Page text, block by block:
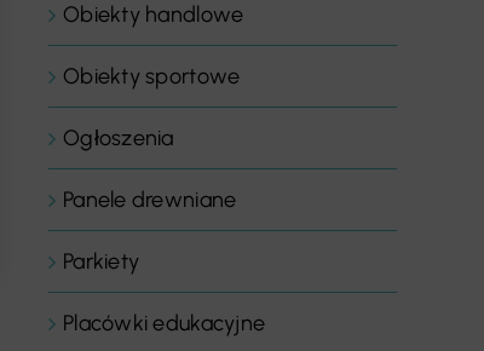
Obiekty handlowe
Obiekty sportowe
Ogłoszenia
Panele drewniane
Parkiety
Placówki edukacyjne